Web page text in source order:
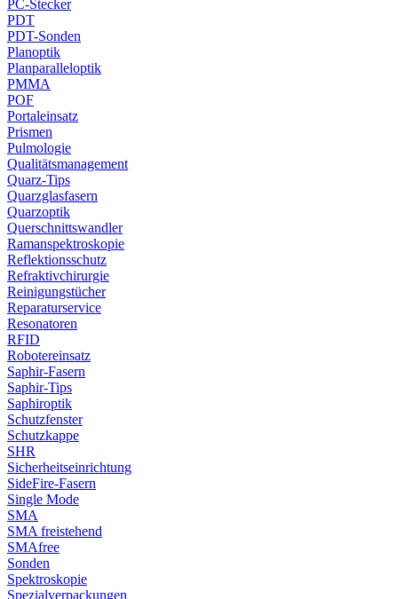
PC-Stecker
PDT
PDT-Sonden
Planoptik
Planparalleloptik
PMMA
POF
Portaleinsatz
Prismen
Pulmologie
Qualitätsmanagement
Quarz-Tips
Quarzglasfasern
Quarzoptik
Querschnittswandler
Ramanspektroskopie
Reflektionsschutz
Refraktivchirurgie
Reinigungstücher
Reparaturservice
Resonatoren
RFID
Robotereinsatz
Saphir-Fasern
Saphir-Tips
Saphiroptik
Schutzfenster
Schutzkappe
SHR
Sicherheitseinrichtung
SideFire-Fasern
Single Mode
SMA
SMA freistehend
SMAfree
Sonden
Spektroskopie
Spezialverpackungen